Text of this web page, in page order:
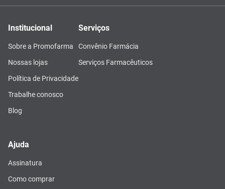
Institucional
Sobre a Promofarma
Nossas lojas
Política de Privacidade
Trabalhe conosco
Blog
Serviços
Convênio Farmácia
Serviços Farmacêuticos
Ajuda
Assinatura
Como comprar